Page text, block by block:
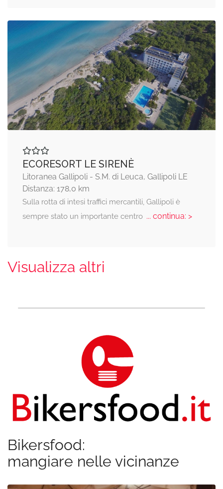
ECORESORT LE SIRENÈ
Litoranea Gallipoli - S.M. di Leuca, Gallipoli LE
Distanza: 178,0 km
Sulla rotta di intesi traffici mercantili, Gallipoli è
sempre stato un importante centro... continua: >
Visualizza altri
Bikersfood:
mangiare nelle vicinanze